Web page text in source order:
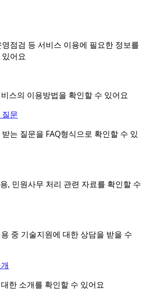
점검 등 서비스 이용에 필요한 정보를
어요
스의 이용방법을 확인할 수 있어요
문
는 질문을 FAQ형식으로 확인할 수 있
, 민원사무 처리 관련 자료를 확인할 수
중 기술지원에 대한 상담을 받을 수
한 소개를 확인할 수 있어요